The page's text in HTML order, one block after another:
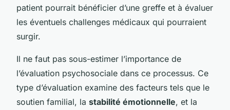
patient pourrait bénéficier d’une greffe et à évaluer
les éventuels challenges médicaux qui pourraient
surgir.
Il ne faut pas sous-estimer l’importance de
l’évaluation psychosociale dans ce processus. Ce
type d’évaluation examine des facteurs tels que le
soutien familial, la stabilité émotionnelle, et la